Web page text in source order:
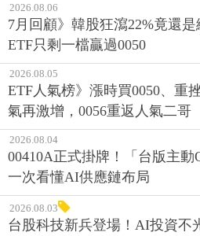
2026.08.06
7月回顧》韓股狂瀉22%竟還
ETF只剩一檔贏過0050
2026.08.05
ETF人氣榜》漲時買0050、重
氣再激增，0056重返人氣二哥
2026.08.04
00410A正式掛牌！「台版主動
一次看懂AI供應鏈布局
2026.08.03
台股科技新兵登場！AI投資不